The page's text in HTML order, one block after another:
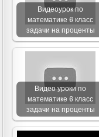
Видеоурок по
математике 6 класс
задачи на проценты
Видео уроки по
математике 6 класс
задачи на проценты